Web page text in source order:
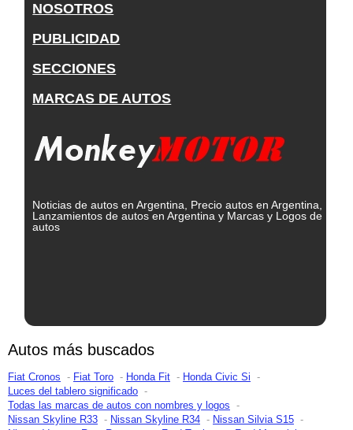
NOSOTROS
PUBLICIDAD
SECCIONES
MARCAS DE AUTOS
Noticias de autos en Argentina, Precio autos en Argentina,
Lanzamientos de autos en Argentina y Marcas y Logos de
autos
Autos más buscados
Fiat Cronos Fiat Toro Honda Fit
Honda Civic Si
Luces del tablero significado
Todas las marcas de autos con nombres y logos
Nissan Skyline R33
Nissan Skyline R34
Nissan Silvia S15